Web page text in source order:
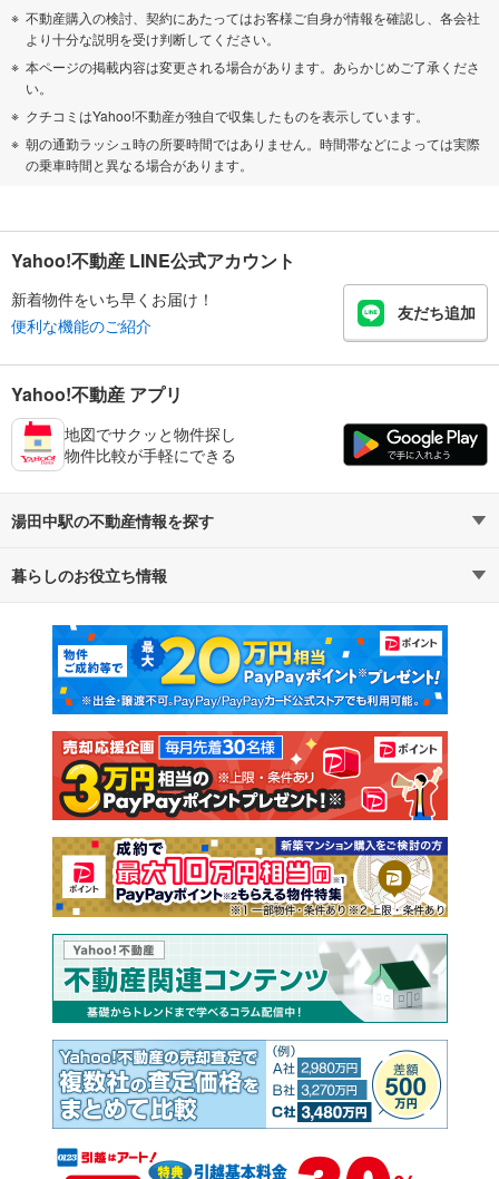
不動産購入の検討、契約にあたってはお客様ご自身が情報を確認し、各会社
より十分な説明を受け判断してください。
本ページの掲載内容は変更される場合があります。あらかじめご了承くださ
い。
クチコミはYahoo!不動産が独自で収集したものを表示しています。
朝の通勤ラッシュ時の所要時間ではありません。時間帯などによっては実際
の乗車時間と異なる場合があります。
Yahoo!不動産 LINE公式アカウント
新着物件をいち早くお届け！
便利な機能のご紹介
友だち追加
Yahoo!不動産 アプリ
地図でサクッと物件探し
物件比較が手軽にできる
湯田中駅の不動産情報を探す
不動産・住宅
新築マンション 中古マンション
新築一戸建て 中古一戸建て
注文住宅 土地
売却査定
暮らしのお役立ち情報
マンションカタログ 教えて！住まいの先生